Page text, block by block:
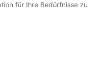
für Ihre Bedürfnisse zu